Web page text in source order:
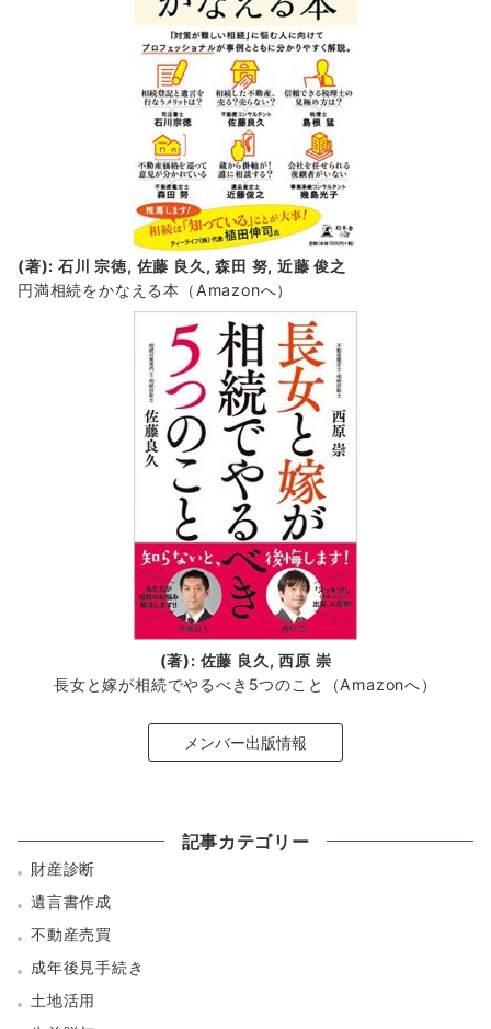
(著): 石川 宗徳, 佐藤 良久, 森田 努, 近藤 俊之
円満相続をかなえる本（Amazonへ）
(著): 佐藤 良久, 西原 崇
長女と嫁が相続でやるべき5つのこと（Amazonへ）
メンバー出版情報
記事カテゴリー
財産診断
遺言書作成
不動産売買
成年後見手続き
土地活用